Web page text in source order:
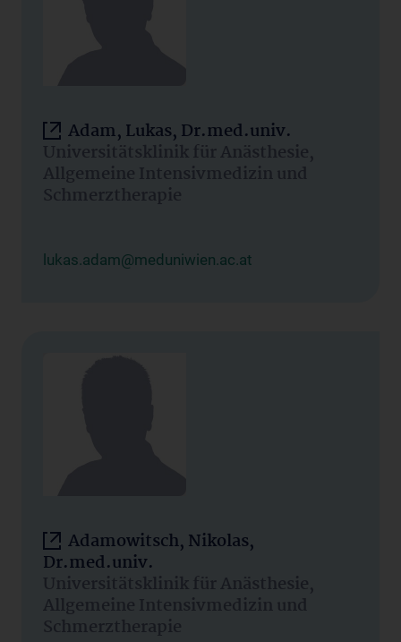
Adam, Lukas, Dr.med.univ.
Universitätsklinik für Anästhesie,
Allgemeine Intensivmedizin und
Schmerztherapie
lukas.adam@meduniwien.ac.at
Adamowitsch, Nikolas,
Dr.med.univ.
Universitätsklinik für Anästhesie,
Allgemeine Intensivmedizin und
Schmerztherapie